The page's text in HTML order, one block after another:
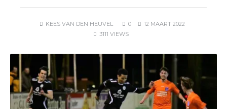
KEES VAN DEN HEUVEL 0
12 MAART 2022
3111 VIEWS